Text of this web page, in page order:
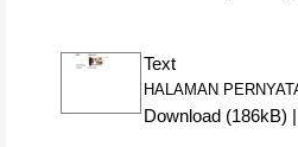
Text
HALAMAN
Download (186kB)